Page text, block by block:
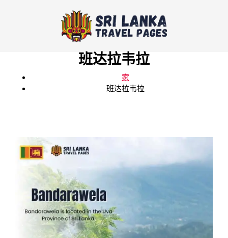
班达拉韦拉
家
班达拉韦拉